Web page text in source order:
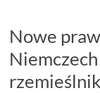
Nowe